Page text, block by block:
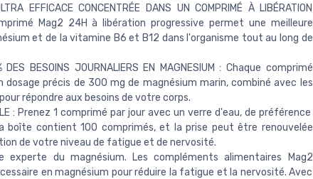
EFFICACE CONCENTRÉE DANS UN COMPRIMÉ À LIBÉRATION
Mag2 24H à libération progressive permet une meilleure
et de la vitamine B6 et B12 dans l'organisme tout au long de
BESOINS JOURNALIERS EN MAGNESIUM : Chaque comprimé
dosage précis de 300 mg de magnésium marin, combiné avec les
répondre aux besoins de votre corps.
: Prenez 1 comprimé par jour avec un verre d'eau, de préférence
boîte contient 100 comprimés, et la prise peut être renouvelée
de votre niveau de fatigue et de nervosité.
experte du magnésium. Les compléments alimentaires Mag2
en magnésium pour réduire la fatigue et la nervosité. Avec